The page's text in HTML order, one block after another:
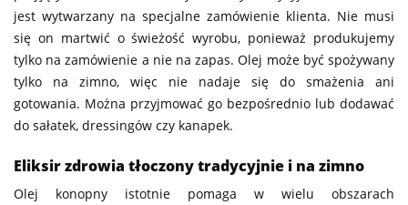
jest wytwarzany na specjalne zamówienie klienta. Nie musi
się on martwić o świeżość wyrobu, ponieważ produkujemy
tylko na zamówienie a nie na zapas. Olej może być spożywany
tylko na zimno, więc nie nadaje się do smażenia ani
gotowania. Można przyjmować go bezpośrednio lub dodawać
do sałatek, dressingów czy kanapek.
Eliksir zdrowia tłoczony tradycyjnie i na zimno
Olej konopny istotnie pomaga w wielu obszarach